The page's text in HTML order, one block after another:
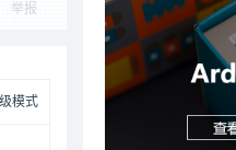
举报
模式